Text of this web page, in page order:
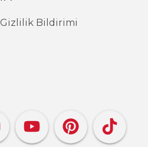
Gizlilik Bildirimi